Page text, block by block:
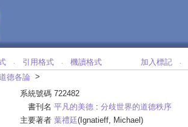
‧ 引用格式 ‧ 機讀格式 加入標記 ‧
德各論 >
系統號碼 722482
書刊名 平凡的美德 : 分歧世界的道德秩序
主要著者 葉禮廷(Ignatieff, Michael)